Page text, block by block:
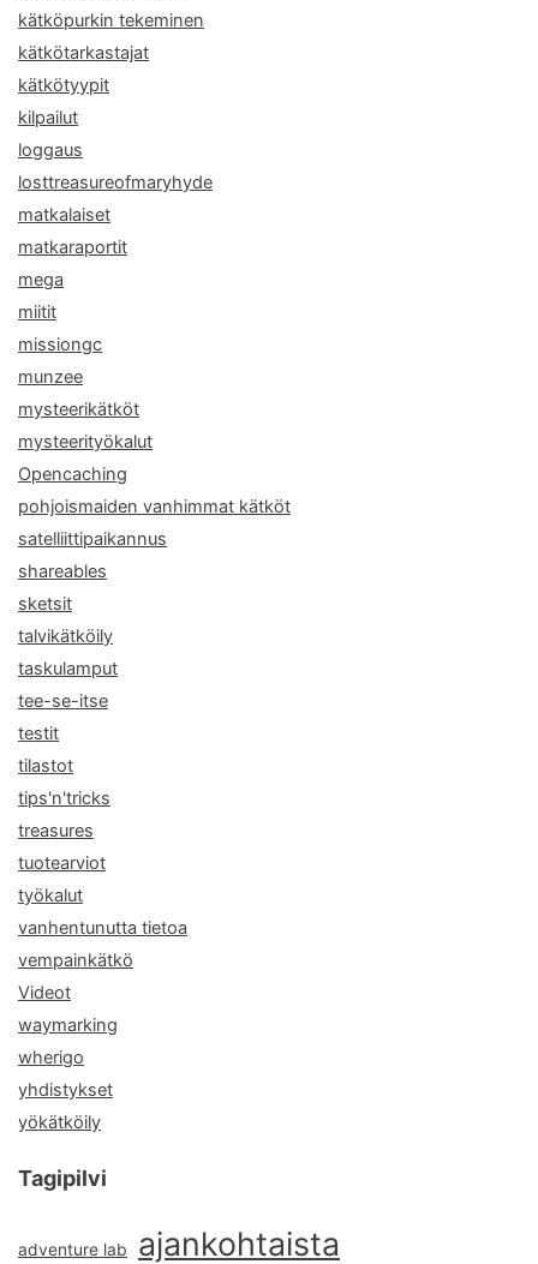
kätköpurkin tekeminen
kätkötarkastajat
kätkötyypit
kilpailut
loggaus
losttreasureofmaryhyde
matkalaiset
matkaraportit
mega
miitit
missiongc
munzee
mysteerikätköt
mysteerityökalut
Opencaching
pohjoismaiden vanhimmat kätköt
satelliittipaikannus
shareables
sketsit
talvikätköily
taskulamput
tee-se-itse
testit
tilastot
tips'n'tricks
treasures
tuotearviot
työkalut
vanhentunutta tietoa
vempainkätkö
Videot
waymarking
wherigo
yhdistykset
yökätköily
Tagipilvi
adventure lab ajankohtaista